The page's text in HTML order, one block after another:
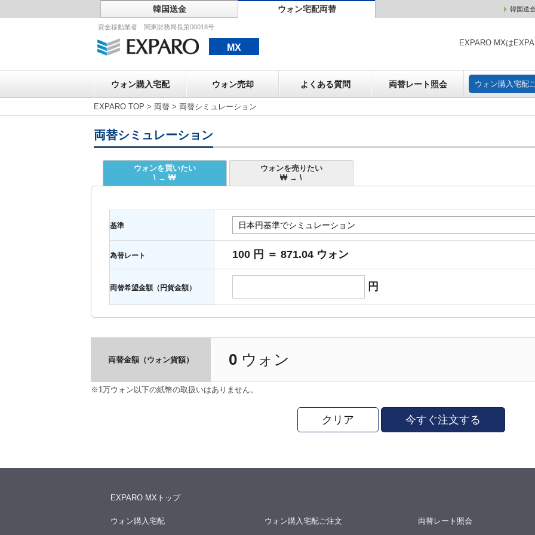
韓国送金 ウォン宅配両替 韓国送
資金移動業者 関東財務局長第00018号
MX EXPARO MXは
ウォン購入宅配 ウォン売却 よくある質問 両替レート照会 ウォン購入宅配
ウォン売却 ウォン購
EXPARO TOP > 両替 > 両替シミュレーション
両替シミュレーション
ウォンを買いたい
\ → ₩
ウォンを売りたい
₩ → \
基準
為替レート 100 円 ＝ 871.04 ウォン
両替希望金額（円貨金額） 円
両替金額（ウォン貨額） 0 ウォン
※1万ウォン以下の紙幣の取扱いはありません。
クリア 今すぐ注文する
EXPARO MXトップ
ウォン購入宅配 ウォン購入宅配ご注文 両替レート照会